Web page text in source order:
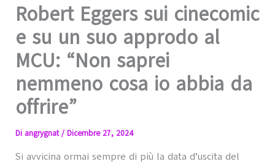
Robert Eggers sui cinecomic
e su un suo approdo al
MCU: “Non saprei
nemmeno cosa io abbia da
offrire”
Di angrygnat/ Dicembre 27, 2024
Si avvicina ormai sempre di più la data d’uscita del